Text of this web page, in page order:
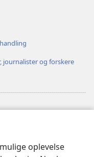
oplevelse
og forskere